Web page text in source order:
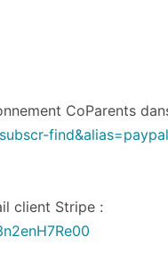
CoParents
find&
client Stripe :